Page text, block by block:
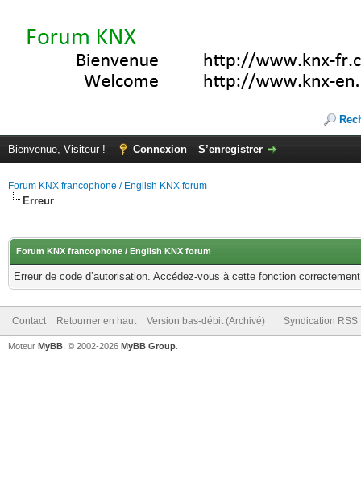
Bienvenue, Visiteur ! Connexion S’enregistrer
Forum KNX francophone / English KNX forum
Erreur
Forum KNX francophone / English KNX forum
Erreur de code d’autorisation. Accédez-vous à cette fonction
Contact Retourner en haut Version bas-débit (Archivé) Syndication RSS
Moteur MyBB , © 2002-2026 MyBB Group